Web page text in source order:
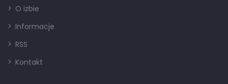
O izbie
Informacje
RSS
Kontakt